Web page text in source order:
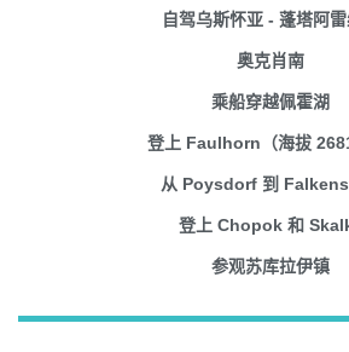
自驾乌斯怀亚 - 蓬塔阿
奥克肖南
乘船穿越佩霍湖
登上 Faulhorn（海拔
从 Poysdorf 到
登上 Chopok 和
参观苏库拉伊镇